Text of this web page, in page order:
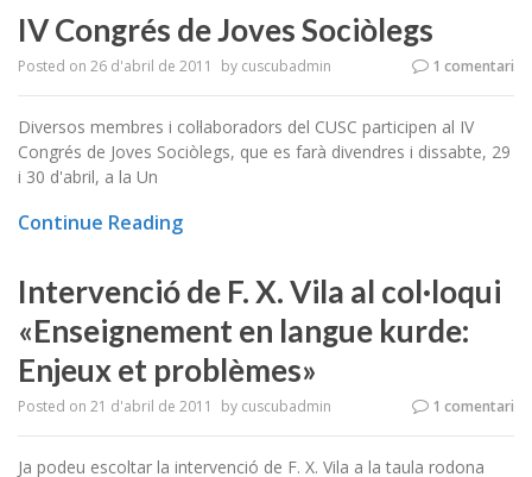
IV Congrés de Joves Sociòlegs
Posted on 26 d'abril de 2011 by cuscubadmin 1 comentari
Diversos membres i col·laboradors del CUSC participen al IV
Congrés de Joves Sociòlegs, que es farà divendres i dissabte, 29
i 30 d'abril, a la Un
Continue Reading
Intervenció de F. X. Vila al col·loqui
«Enseignement en langue kurde:
Enjeux et problèmes»
Posted on 21 d'abril de 2011 by cuscubadmin 1 comentari
Ja podeu escoltar la intervenció de F. X. Vila a la taula rodona